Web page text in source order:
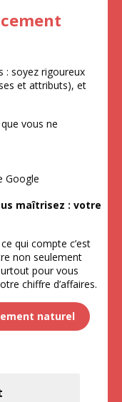
: soyez rigoureux
et attributs), et
vous ne
Google
maîtrisez : votre
qui compte c’est
non seulement
pour vous
chiffre d’affaires.
naturel